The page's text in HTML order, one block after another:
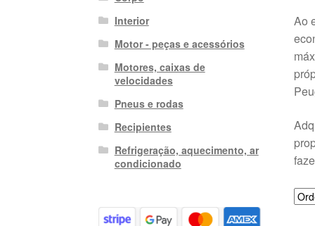
Ao
Interior
Motor - peças e acessórios
Motores, caixas de
velocidades
Pneus e rodas
Recipientes
Refrigeração, aquecimento, ar
condicionado